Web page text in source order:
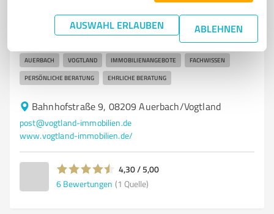
AUSWAHL ERLAUBEN ABLEHNEN
IMMOBILIENVERMITTLUNG IMMOBILIENBEWERTUNG
VERMIETUNG
AUERBACH VOGTLAND IMMOBILIENANGEBOTE FACHWISSEN
PERSÖNLICHE BERATUNG EHRLICHE BERATUNG
Bahnhofstraße 9, 08209 Auerbach/Vogtland
post@vogtland-immobilien.de
www.vogtland-immobilien.de/
4,30 / 5,00
6 Bewertungen (1 Quelle)